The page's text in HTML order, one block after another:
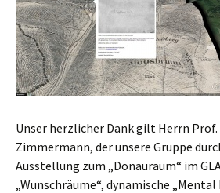
Unser herzlicher Dank gilt Herrn Prof.
Zimmermann, der unsere Gruppe
Ausstellung zum „Donauraum“ im
„Wunschräume“, dynamische „Mental